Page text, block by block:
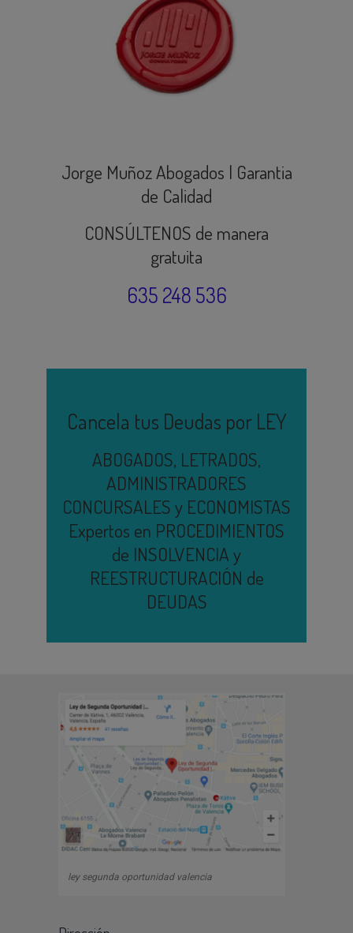
Jorge Muñoz Abogados | Garantia
de Calidad
CONSÚLTENOS de manera
gratuita
635 248 536
Cancela tus Deudas por LEY
ABOGADOS, LETRADOS,
ADMINISTRADORES
CONCURSALES y ECONOMISTAS
Expertos en PROCEDIMIENTOS
de INSOLVENCIA y
REESTRUCTURACIÓN de
DEUDAS
ley segunda oportunidad valencia